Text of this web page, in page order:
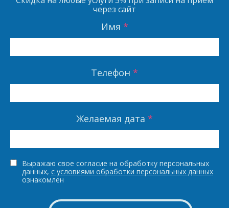
через сайт
Имя *
Телефон *
Желаемая дата *
Выражаю свое согласие на обработку персональных
данных, с условиями обработки персональных данных
ознакомлен